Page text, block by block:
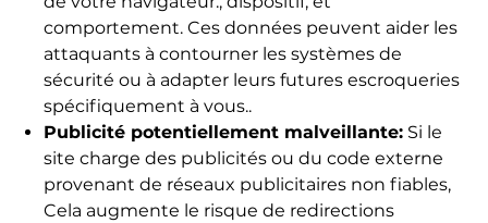
comportement. Ces données peuvent aider les
attaquants à contourner les systèmes de
sécurité ou à adapter leurs futures escroqueries
spécifiquement à vous..
Publicité potentiellement malveillante:Si le
site charge des publicités ou du code externe
provenant de réseaux publicitaires non fiables,
Cela augmente le risque de redirections